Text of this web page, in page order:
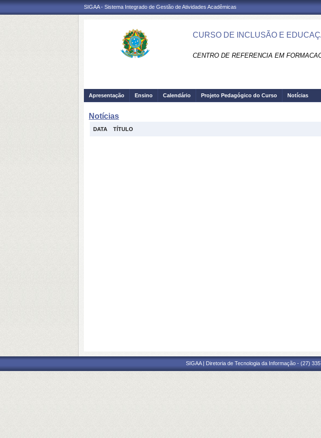
SIGAA - Sistema Integrado de Gestão de Atividades Acadêmicas
CURSO DE INCLUSÃO E
CENTRO DE REFERENCIA EM
Apresentação Ensino Calendário Projeto Pedagógico do Curso Notícias
Notícias
DATA TÍTULO
SIGAA | Diretoria de Tecnologia da Informação - (27)